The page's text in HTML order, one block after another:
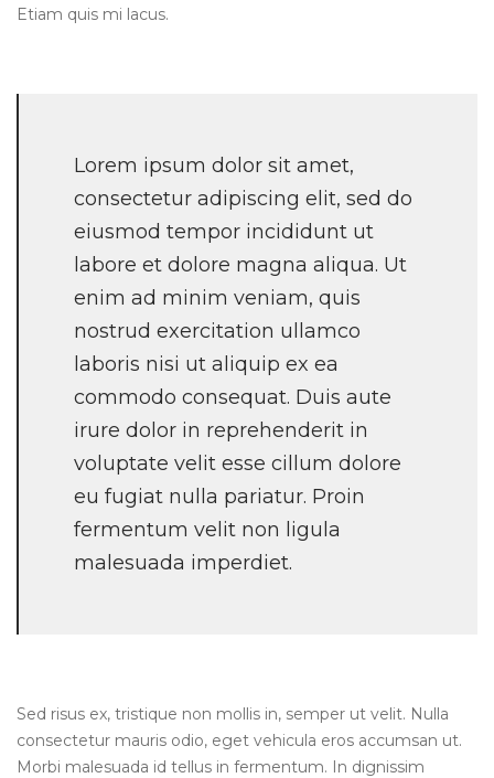
Etiam quis mi lacus.
Lorem ipsum dolor sit amet,
consectetur adipiscing elit, sed do
eiusmod tempor incididunt ut
labore et dolore magna aliqua. Ut
enim ad minim veniam, quis
nostrud exercitation ullamco
laboris nisi ut aliquip ex ea
commodo consequat. Duis aute
irure dolor in reprehenderit in
voluptate velit esse cillum dolore
eu fugiat nulla pariatur. Proin
fermentum velit non ligula
malesuada imperdiet.
Sed risus ex, tristique non mollis in, semper ut velit. Nulla
consectetur mauris odio, eget vehicula eros accumsan ut.
Morbi malesuada id tellus in fermentum. In dignissim